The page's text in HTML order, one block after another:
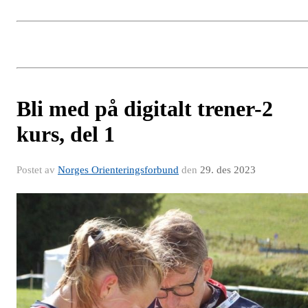
Bli med på digitalt trener-2
kurs, del 1
Postet av Norges Orienteringsforbund den 29. des 2023